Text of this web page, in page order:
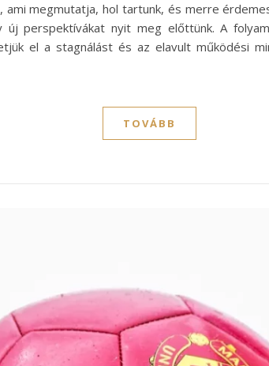
megmutatja, hol tartunk, és merre
perspektívákat nyit meg előttünk. A
el a stagnálást és az elavult működési
TOVÁBB